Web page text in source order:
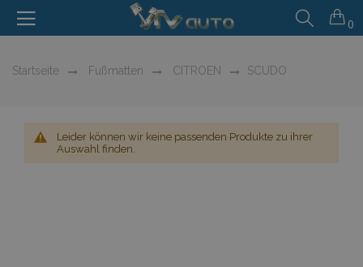
0
Startseite Fußmatten CITROEN SCUDO
Leider können wir keine passenden Produkte zu ihrer
Auswahl finden.